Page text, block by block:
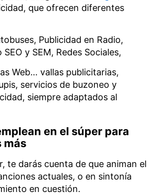
que ofrecen diferentes
Publicidad en Radio,
y SEM, Redes Sociales,
Web… vallas publicitarias,
servicios de buzoneo y
siempre adaptados al
en el súper para
más
te darás cuenta de que animan el
actuales, o en sintonía
en cuestión.